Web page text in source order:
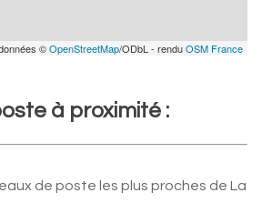
©OpenStreetMap/ODbL - renduOSM France
à proximité :
de poste les plus proches de La